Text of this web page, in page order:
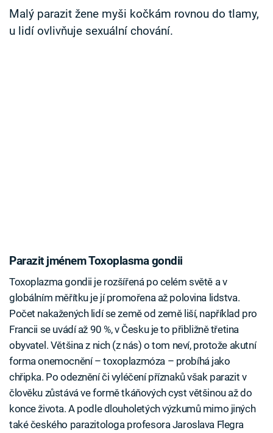
Sledujte nás
Malý parazit žene myši kočkám rovnou do tlamy,
u lidí ovlivňuje sexuální chování.
Parazit jménem Toxoplasma gondii
Toxoplazma gondii je rozšířená po celém světě a v
globálním měřítku je jí promořena až polovina lidstva.
Počet nakažených lidí se země od země liší, například pro
Francii se uvádí až 90 %, v Česku je to přibližně třetina
obyvatel. Většina z nich (z nás) o tom neví, protože akutní
forma onemocnění – toxoplazmóza – probíhá jako
chřipka. Po odeznění či vyléčení příznaků však parazit v
člověku zůstává ve formě tkáňových cyst většinou až do
konce života. A podle dlouholetých výzkumů mimo jiných
také českého parazitologa profesora Jaroslava Flegra